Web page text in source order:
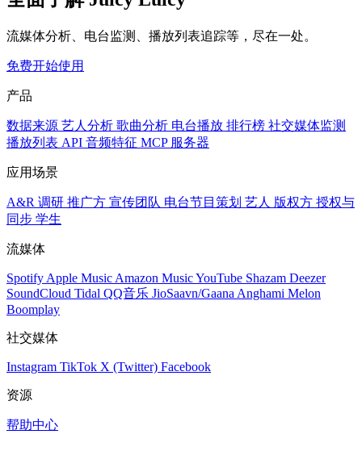
流媒体分析、电台监测、播放列表追踪等，尽在一处。
免费开始使用
产品
数据来源 艺人分析 歌曲分析 电台播放 排行榜 社交媒体监测
播放列表 API 音频特征 MCP 服务器
应用场景
A&R 调研 推广方 宣传团队 电台节目策划 艺人 版权方 授权与
同步 学生
流媒体
Spotify Apple Music Amazon MusicYouTube Shazam Deezer
SoundCloud Tidal QQ音乐 JioSaavn/Gaana Anghami Melon
Boomplay
社交媒体
Instagram TikTok X (Twitter) Facebook
资源
帮助中心